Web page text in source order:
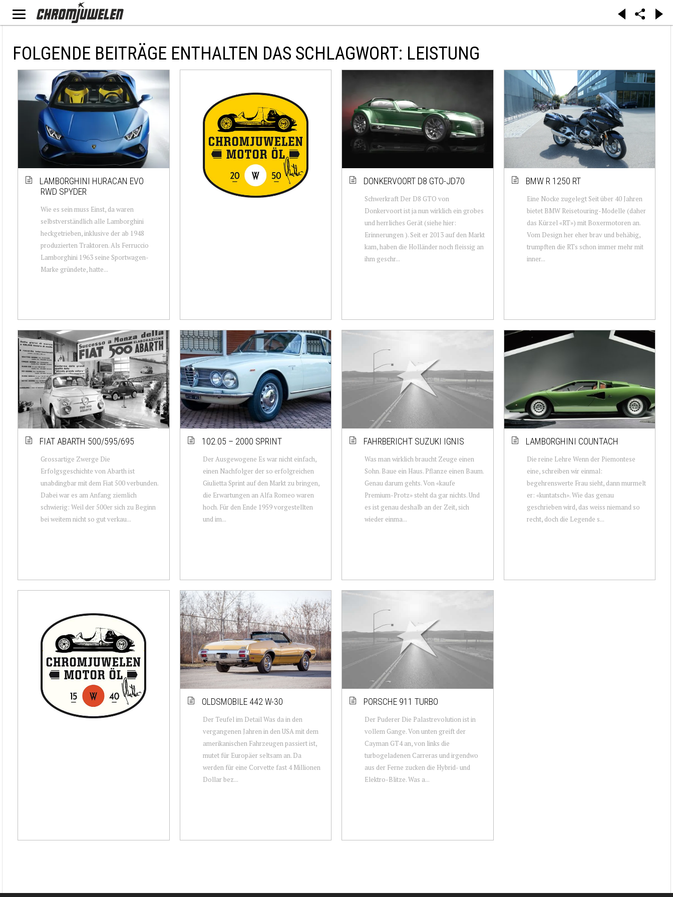
FOLGENDE BEITRÄGE ENTHALTEN DAS SCHLAGWORT: LEISTUNG
LAMBORGHINI HURACAN EVO
RWD SPYDER
Wie es sein muss Einst, da waren
selbstverständlich alle Lamborghini
heckgetrieben, inklusive der ab 1948
produzierten Traktoren. Als Ferruccio
Lamborghini 1963 seine Sportwagen-
Marke gründete, hatte...
DONKERVOORT D8 GTO-JD70
Schwerkraft Der D8 GTO von
Donkervoort ist ja nun wirklich ein grobes
und herrliches Gerät (siehe hier:
Erinnerungen ). Seit er 2013 auf den Markt
kam, haben die Holländer noch fleissig an
ihm geschr...
BMW R 1250 RT
Eine Nocke zugelegt Seit über 40 Jahren
bietet BMW Reisetouring-Modelle (daher
das Kürzel «RT») mit Boxermotoren an.
Vom Design her eher brav und behäbig,
trumpften die RTs schon immer mehr mit
inner...
FIAT ABARTH 500/595/695
Grossartige Zwerge Die
Erfolgsgeschichte von Abarth ist
unabdingbar mit dem Fiat 500 verbunden.
Dabei war es am Anfang ziemlich
schwierig: Weil der 500er sich zu Beginn
bei weitem nicht so gut verkau...
102.05 – 2000 SPRINT
Der Ausgewogene Es war nicht einfach,
einen Nachfolger der so erfolgreichen
Giulietta Sprint auf den Markt zu bringen,
die Erwartungen an Alfa Romeo waren
hoch. Für den Ende 1959 vorgestellten
und im...
FAHRBERICHT SUZUKI IGNIS
Was man wirklich braucht Zeuge einen
Sohn. Baue ein Haus. Pflanze einen Baum.
Genau darum gehts. Von «kaufe
Premium-Protz» steht da gar nichts. Und
es ist genau deshalb an der Zeit, sich
wieder einma...
LAMBORGHINI COUNTACH
Die reine Lehre Wenn der Piemontese
eine, schreiben wir einmal:
begehrenswerte Frau sieht, dann murmelt
er: «kuntatsch». Wie das genau
geschrieben wird, das weiss niemand so
recht, doch die Legende s...
OLDSMOBILE 442 W-30
Der Teufel im Detail Was da in den
vergangenen Jahren in den USA mit dem
amerikanischen Fahrzeugen passiert ist,
mutet für Europäer seltsam an. Da
werden für eine Corvette fast 4 Millionen
Dollar bez...
PORSCHE 911 TURBO
Der Puderer Die Palastrevolution ist in
vollem Gange. Von unten greift der
Cayman GT4 an, von links die
turbogeladenen Carreras und irgendwo
aus der Ferne zucken die Hybrid- und
Elektro-Blitze. Was a...